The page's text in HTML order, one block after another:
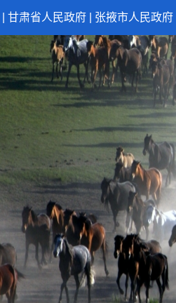
甘肃省人民政府 张掖市人民政府